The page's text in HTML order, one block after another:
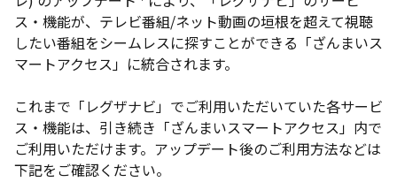
ス・機能が、テレビ番組/ネット動画の垣根を超えて視聴
したい番組をシームレスに探すことができる「ざんまいス
マートアクセス」に統合されます。
これまで「レグザナビ」でご利用いただいていた各サービ
ス・機能は、引き続き「ざんまいスマートアクセス」内で
ご利用いただけます。アップデート後のご利用方法などは
下記をご確認ください。